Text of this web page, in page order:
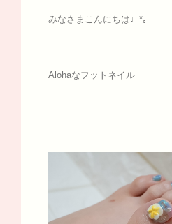
みなさまこんにちは♩*｡
Alohaなフットネイル